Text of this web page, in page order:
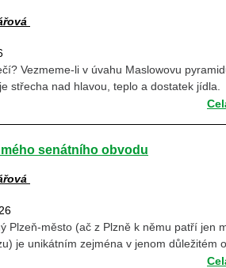
Vezmeme-li v úvahu Maslowovu
střecha nad hlavou, teplo a dostatek jídla.
senátního obvodu
Plzeň-město (ač z Plzně k němu patří jen
je unikátním zejména v jenom důležitém